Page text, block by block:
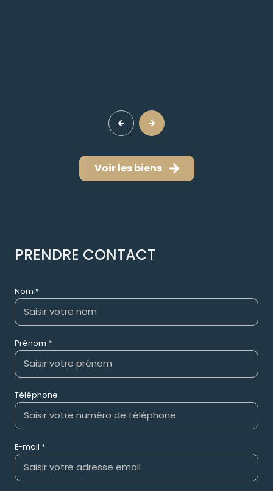
Voir les biens
PRENDRE CONTACT
Nom *
Prénom *
Téléphone
E-mail *